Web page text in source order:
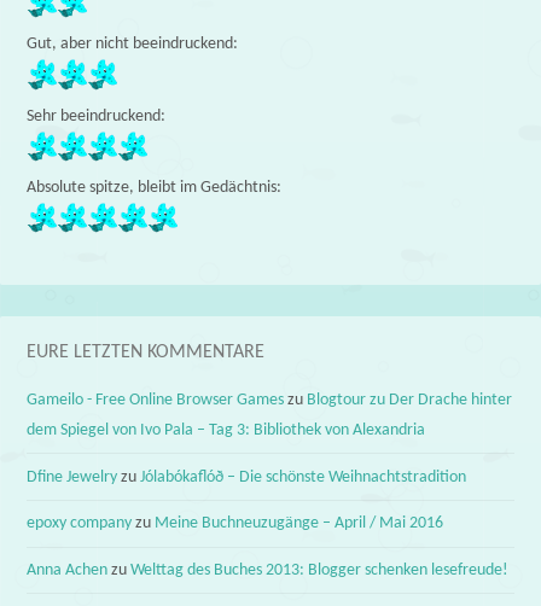
Gut, aber nicht beeindruckend:
Sehr beeindruckend:
Absolute spitze, bleibt im Gedächtnis:
EURE LETZTEN KOMMENTARE
Gameilo - Free Online Browser Games zu Blogtour zu Der Drache hinter
dem Spiegel von Ivo Pala – Tag 3: Bibliothek von Alexandria
Dfine Jewelry zuJólabókaflóð – Die schönste Weihnachtstradition
epoxy company zu Meine Buchneuzugänge – April / Mai 2016
Anna Achen zuWelttag des Buches 2013: Blogger schenken lesefreude!